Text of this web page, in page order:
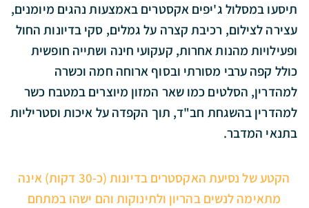
תיסעו במסלול ג'יפים אקסטרים באמצעות נהגים מיומנים,
עצירה לצילום, רכיבת קצרה על גמלים, סקי בדיונות החול
ופעילויות מהנות אחרות, קעקועי חינה ושתייה חופשית
כולל קפה ערבי מסורתי ובסוף ארוחה חמה וכשרה
למהדרין, הסלטים כמו שאר המזון מיוצרים במטבח כשר
למהדרין בהשגחת חב"ד, תוך הקפדה על איכות וסטריליות
בתנאי המדבר.
הקטע של נסיעת האקסטרים בדיונות (כ-30 דקות) אינה
מתאימה לנשים בהריון ולתינוקות והם ישהו במתחם